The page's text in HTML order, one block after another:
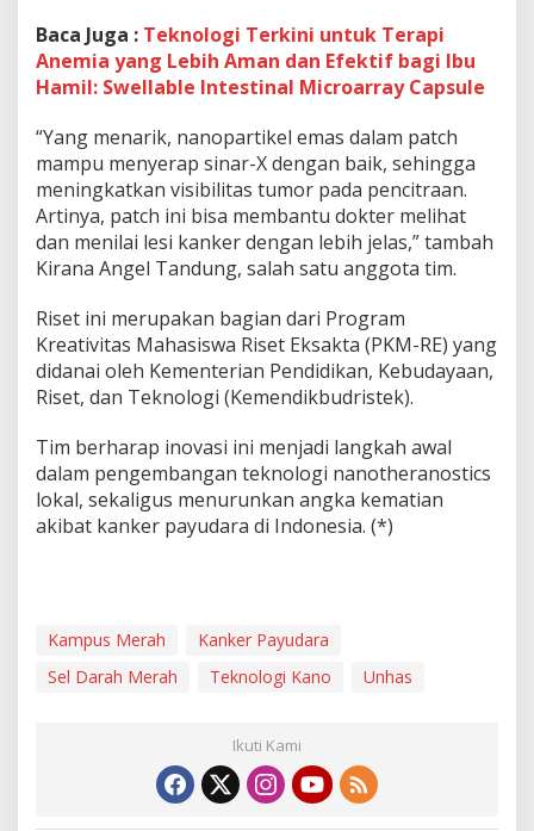
Baca Juga : Teknologi Terkini untuk Terapi
Anemia yang Lebih Aman dan Efektif bagi Ibu
Hamil: Swellable Intestinal Microarray Capsule
“Yang menarik, nanopartikel emas dalam patch
mampu menyerap sinar-X dengan baik, sehingga
meningkatkan visibilitas tumor pada pencitraan.
Artinya, patch ini bisa membantu dokter melihat
dan menilai lesi kanker dengan lebih jelas,” tambah
Kirana Angel Tandung, salah satu anggota tim.
Riset ini merupakan bagian dari Program
Kreativitas Mahasiswa Riset Eksakta (PKM-RE) yang
didanai oleh Kementerian Pendidikan, Kebudayaan,
Riset, dan Teknologi (Kemendikbudristek).
Tim berharap inovasi ini menjadi langkah awal
dalam pengembangan teknologi nanotheranostics
lokal, sekaligus menurunkan angka kematian
akibat kanker payudara di Indonesia. (*)
Kampus Merah
Kanker Payudara
Sel Darah Merah
Teknologi Kano Unhas
Ikuti Kami